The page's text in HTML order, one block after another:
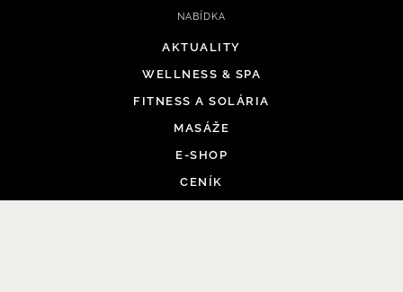
PŘEJÍT DO KOŠÍKU
NABÍDKA
AKTUALITY
WELLNESS & SPA
FITNESS A SOLÁRIA
MASÁŽE
E-SHOP
CENÍK